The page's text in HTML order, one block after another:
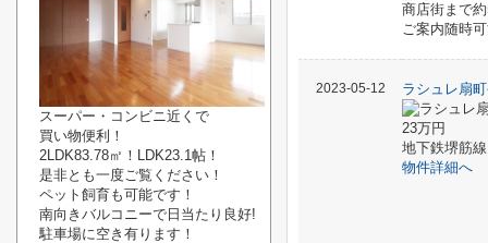
商店街まで
ご案内随時
2023-05-12 ラシュレ扇
23万円
地下鉄堺筋
物件詳細へ
スーパー・コンビニ近くで
買い物便利！
2LDK83.78㎡！LDK23.1帖！
是非とも一度ご覧ください！
ペット飼育も可能です！
南向きバルコニーで日当たり良好!
駐車場に空き有ります！